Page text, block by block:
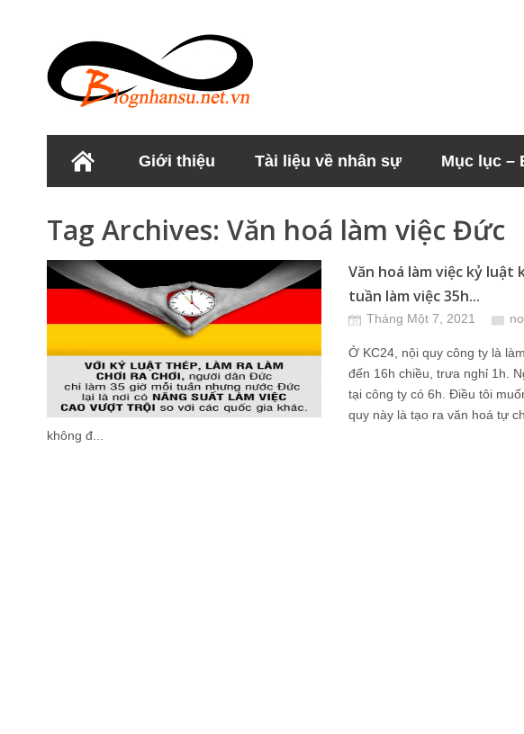
Giới thiệu Tài liệu về nhân sự Mục lục –
Tag Archives: Văn hoá làm việc Đức
Văn hoá làm việc kỷ luật
tuần làm việc 35h...
Tháng Một 7, 2021
Ở KC24, nội quy công ty là
đến 16h chiều, trưa nghỉ 1h.
tại công ty có 6h. Điều tôi
quy này là tạo ra văn hoá tự
không đ...